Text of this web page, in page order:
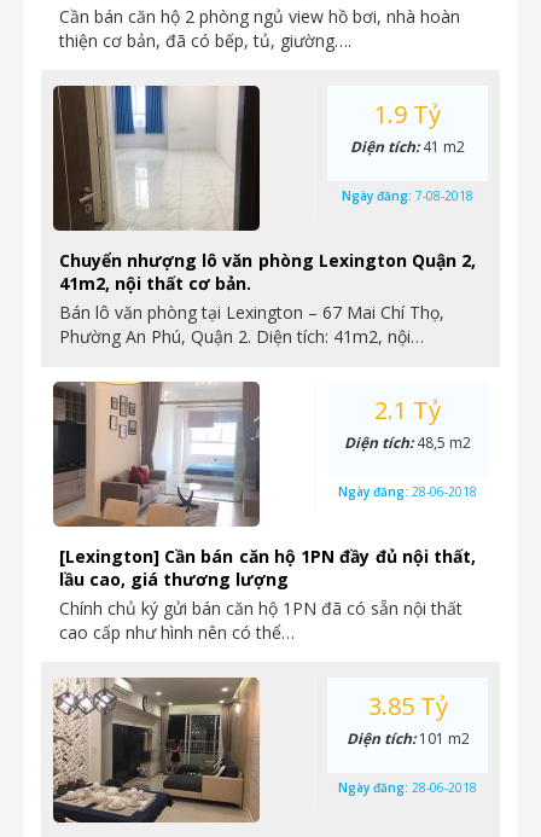
Cần bán căn hộ 2 phòng ngủ view hồ bơi, nhà hoàn
thiện cơ bản, đã có bếp, tủ, giường….
Chuyển nhượng lô văn phòng Lexington Quận 2,
41m2, nội thất cơ bản.
Bán lô văn phòng tại Lexington – 67 Mai Chí Thọ,
Phường An Phú, Quận 2. Diện tích: 41m2, nội…
1.9 Tỷ
Diện tích:41 m2
Ngày đăng: 7-08-2018
[Lexington] Cần bán căn hộ 1PN đầy đủ nội thất,
lầu cao, giá thương lượng
Chính chủ ký gửi bán căn hộ 1PN đã có sẵn nội thất
cao cấp như hình nên có thể…
2.1 Tỷ
Diện tích:48,5 m2
Ngày đăng: 28-06-2018
3.85 Tỷ
Diện tích:101 m2
Ngày đăng: 28-06-2018